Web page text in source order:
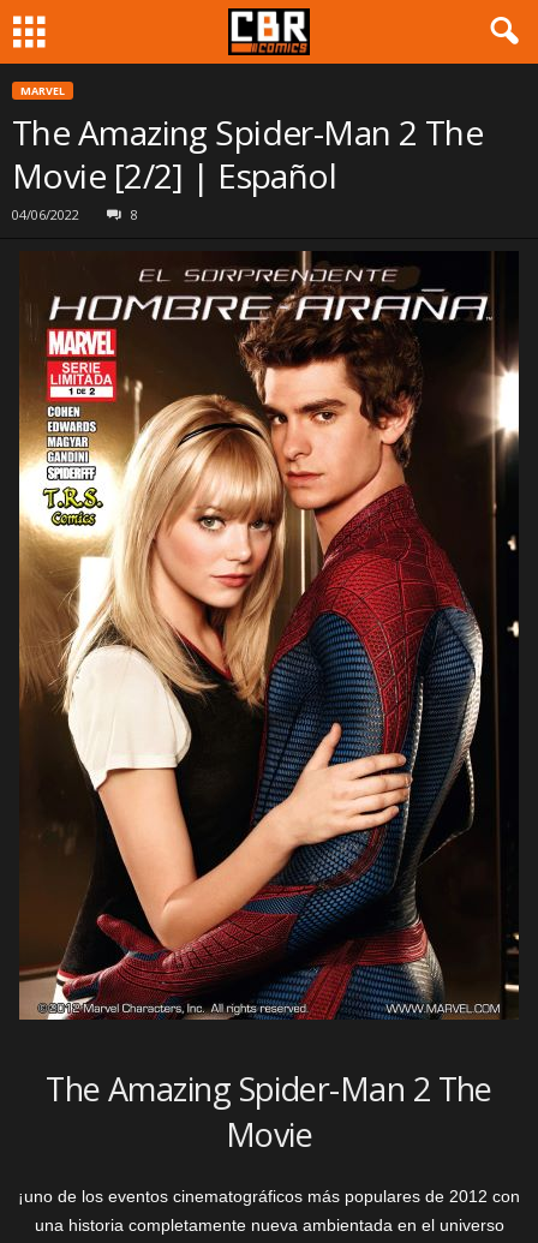
MARVEL
The Amazing Spider-Man 2 The
Movie [2/2] | Español
04/06/2022 8
The Amazing Spider-Man 2 The
Movie
¡uno de los eventos cinematográficos más populares de 2012 con
una historia completamente nueva ambientada en el universo